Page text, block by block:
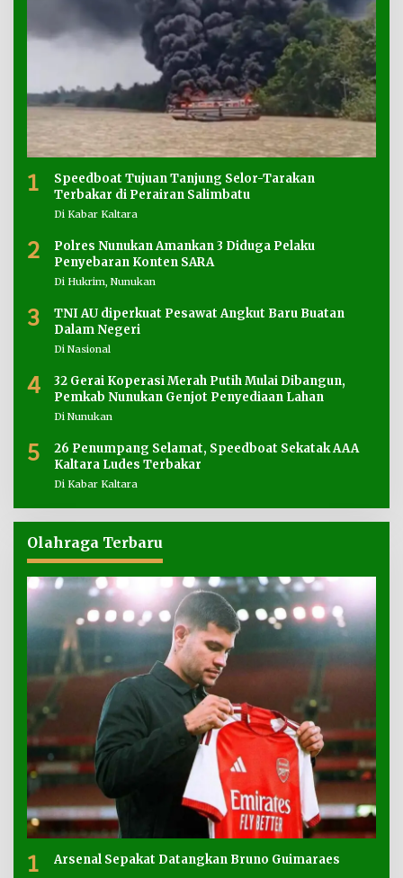
1
Speedboat Tujuan Tanjung Selor-Tarakan
Terbakar di Perairan Salimbatu
Di Kabar Kaltara
2
Polres Nunukan Amankan 3 Diduga Pelaku
Penyebaran Konten SARA
Di Hukrim, Nunukan
3
TNI AU diperkuat Pesawat Angkut Baru Buatan
Dalam Negeri
Di Nasional
4
32 Gerai Koperasi Merah Putih Mulai Dibangun,
Pemkab Nunukan Genjot Penyediaan Lahan
Di Nunukan
5
26 Penumpang Selamat, Speedboat Sekatak AAA
Kaltara Ludes Terbakar
Di Kabar Kaltara
Olahraga Terbaru
1 Arsenal Sepakat Datangkan Bruno Guimaraes